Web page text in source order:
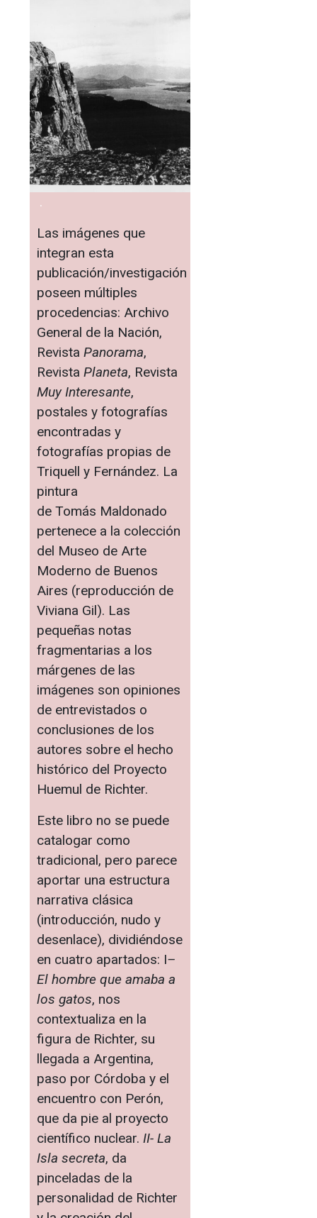
.
Las imágenes que
integran esta
publicación/investigación
poseen múltiples
procedencias: Archivo
General de la Nación,
Revista Panorama,
Revista Planeta, Revista
Muy Interesante,
postales y fotografías
encontradas y
fotografías propias de
Triquell y Fernández. La
pintura
de Tomás Maldonado
pertenece a la colección
del Museo de Arte
Moderno de Buenos
Aires (reproducción de
Viviana Gil). Las
pequeñas notas
fragmentarias a los
márgenes de las
imágenes son opiniones
de entrevistados o
conclusiones de los
autores sobre el hecho
histórico del Proyecto
Huemul de Richter.
Este libro no se puede
catalogar como
tradicional, pero parece
aportar una estructura
narrativa clásica
(introducción, nudo y
desenlace), dividiéndose
en cuatro apartados: I–
El hombre que amaba a
los gatos, nos
contextualiza en la
figura de Richter, su
llegada a Argentina,
paso por Córdoba y el
encuentro con Perón,
que da pie al proyecto
científico nuclear. II- La
Isla secreta, da
pinceladas de la
personalidad de Richter